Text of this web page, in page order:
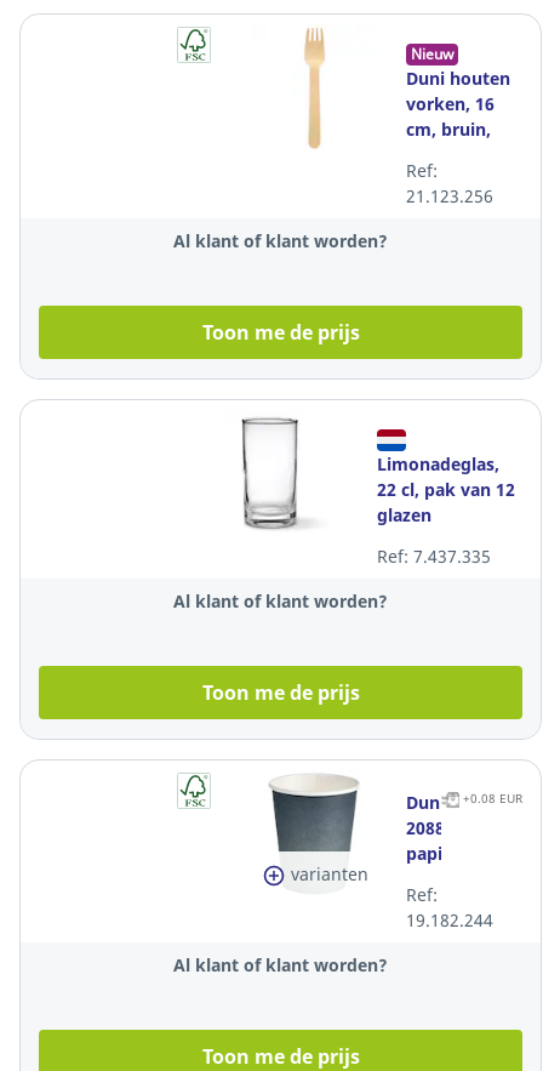
Nieuw
Duni houten
vorken, 16
cm, bruin,
Ref:
21.123.256
Al klant of klant worden?
Toon me de prijs
Limonadeglas,
22 cl, pak van 12
glazen
Ref: 7.437.335
Al klant of klant worden?
Toon me de prijs
varianten
+0.08 EUR
Duni
208859
papieren
24
cl,
bekers
Ref:
19.182.244
Al klant of klant worden?
Toon me de prijs